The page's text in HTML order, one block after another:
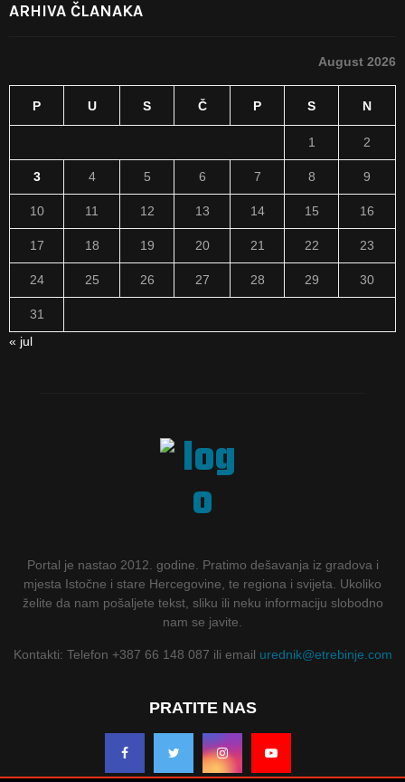
ARHIVA ČLANAKA
August 2026
P U S Č P S N
1 2
3 4 5 6 7 8 9
10 11 12 13 14 15 16
17 18 19 20 21 22 23
24 25 26 27 28 29 30
31
« jul
Portal je nastao 2012. godine. Pratimo dešavanja iz gradova i
mjesta Istočne i stare Hercegovine, te regiona i svijeta. Ukoliko
želite da nam pošaljete tekst, sliku ili neku informaciju slobodno
nam se javite.
Kontakti: Telefon +387 66 148 087 ili email urednik@etrebinje.com
PRATITE NAS